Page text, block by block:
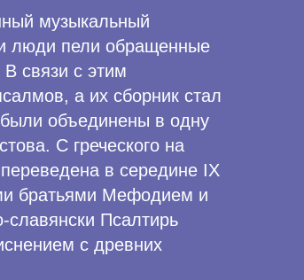
музыкальный
люди пели обращенные
связи с этим
а их сборник стал
объединены в одну
С греческого на
в середине IX
братьями Мефодием и
Псалтирь
с древних